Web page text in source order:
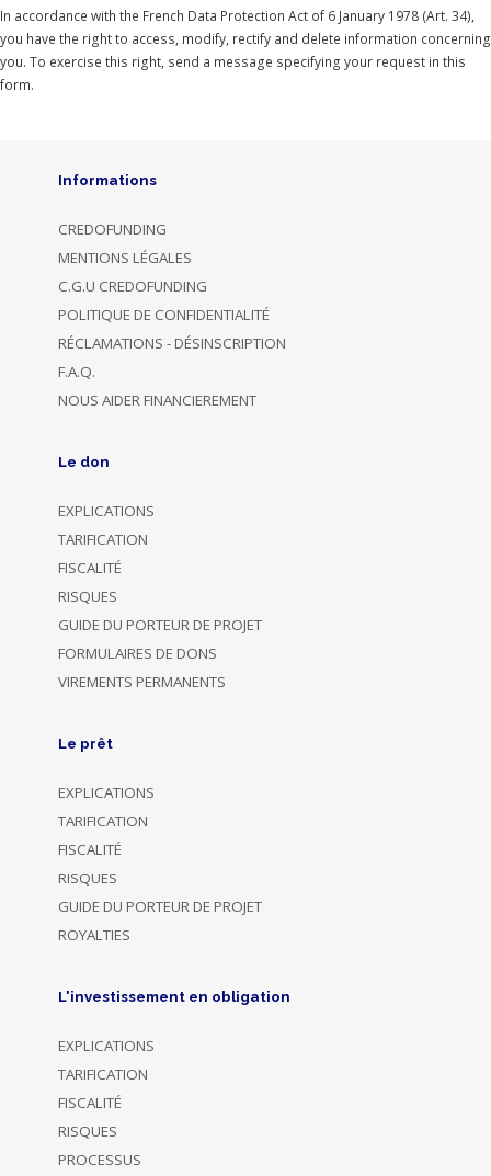
In accordance with the French Data Protection Act of 6 January 1978 (Art. 34),
you have the right to access, modify, rectify and delete information concerning
you. To exercise this right, send a message specifying your request in this
form.
Informations
CREDOFUNDING
MENTIONS LÉGALES
C.G.U CREDOFUNDING
POLITIQUE DE CONFIDENTIALITÉ
RÉCLAMATIONS - DÉSINSCRIPTION
F.A.Q.
NOUS AIDER FINANCIEREMENT
Le don
EXPLICATIONS
TARIFICATION
FISCALITÉ
RISQUES
GUIDE DU PORTEUR DE PROJET
FORMULAIRES DE DONS
VIREMENTS PERMANENTS
Le prêt
EXPLICATIONS
TARIFICATION
FISCALITÉ
RISQUES
GUIDE DU PORTEUR DE PROJET
ROYALTIES
L'investissement en obligation
EXPLICATIONS
TARIFICATION
FISCALITÉ
RISQUES
PROCESSUS